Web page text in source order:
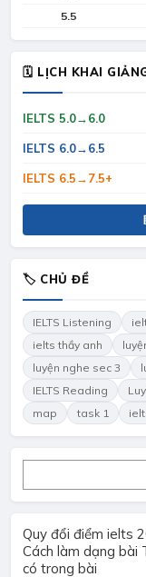
5.5
🗓 LỊCH KHAI
IELTS 5.0→6.0
IELTS 6.0→6.5
IELTS 6.5→7.5+
🏷 CHỦ ĐỀ
IELTS Listening
ielts thầy anh
luyện nghe sec 3
IELTS Reading
map
task 1
Quy đổi điểm ielts
Cách làm dạng bài
có trong bài